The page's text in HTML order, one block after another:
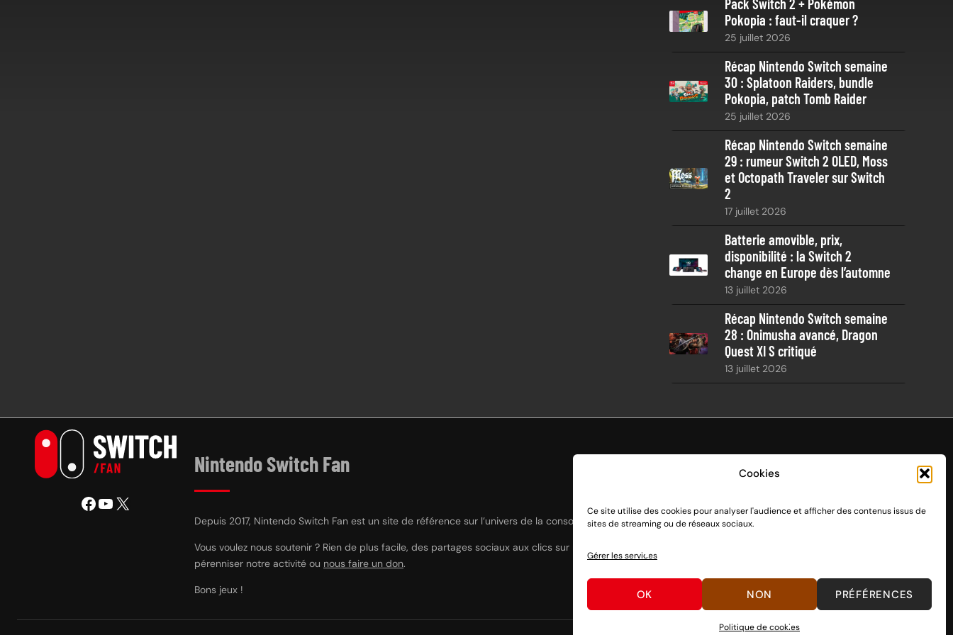
Cookies
Ce site utilise des cookies pour analyser l'audience et afficher des contenus issus de
sites de streaming ou de réseaux sociaux.
Gérer les services
OK NON PRÉFÉRENCES
Politique de cookies
Pack Switch 2 + Pokémon
Pokopia : faut-il craquer ?
25 juillet 2026
Récap Nintendo Switch semaine
30 : Splatoon Raiders, bundle
Pokopia, patch Tomb Raider
25 juillet 2026
Récap Nintendo Switch semaine
29 : rumeur Switch 2 OLED, Moss
et Octopath Traveler sur Switch
2
17 juillet 2026
Batterie amovible, prix,
disponibilité : la Switch 2
change en Europe dès l’automne
13 juillet 2026
Récap Nintendo Switch semaine
28 : Onimusha avancé, Dragon
Quest XI S critiqué
13 juillet 2026
Facebook YouTube X
Nintendo Switch Fan
Depuis 2017, Nintendo Switch Fan est un site de référence sur l’univers de la console hybride Nintendo Switch 1 et 2, sortie le 3 mars 2017.
Vous voulez nous soutenir ? Rien de plus facile, des partages sociaux aux clics sur nos liens en passant par des dons, découvrez
pérenniser notre activité ou nous faire un don.
Bons jeux !